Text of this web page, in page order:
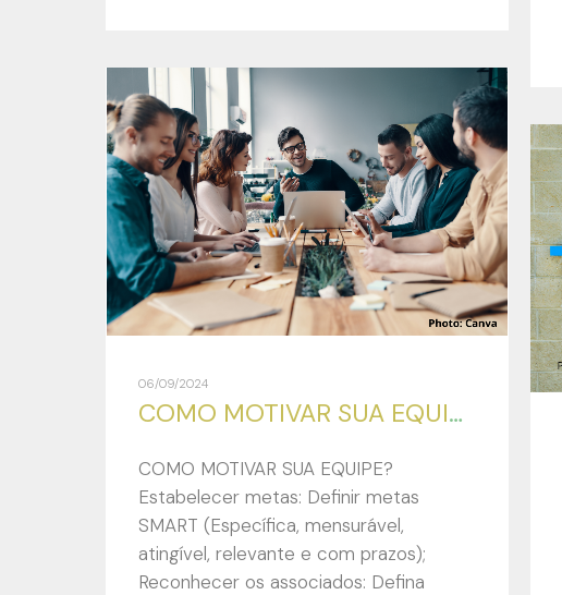
06/09/2024
COMO MOTIVAR SUA EQUIPE?
COMO MOTIVAR SUA EQUIPE?
Estabelecer metas: Definir metas
SMART (Específica, mensurável,
atingível, relevante e com prazos);
Reconhecer os associados: Defina